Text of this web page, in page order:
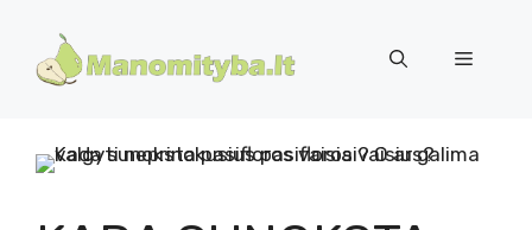
turinio
Meniu